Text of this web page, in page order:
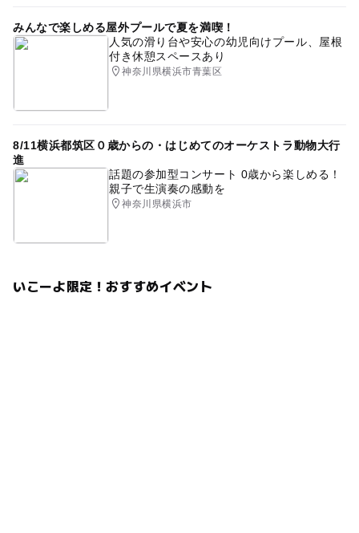
みんなで楽しめる屋外プールで夏を満喫！
人気の滑り台や安心の幼児向けプール、屋根
付き休憩スペースあり
神奈川県横浜市青葉区
8/11横浜都筑区０歳からの・はじめてのオーケストラ動物大行
進
話題の参加型コンサート 0歳から楽しめる！
親子で生演奏の感動を
神奈川県横浜市
いこーよ限定！おすすめイベント